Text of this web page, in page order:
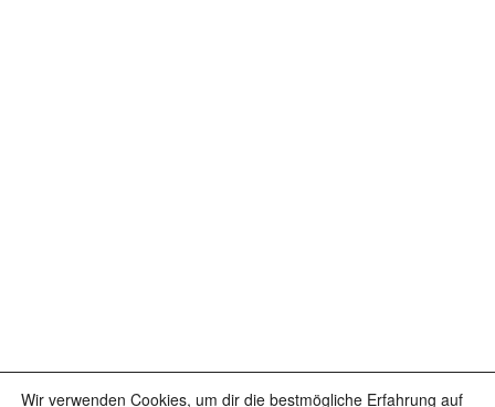
Wir verwenden Cookies, um dir die bestmögliche Erfahrung auf